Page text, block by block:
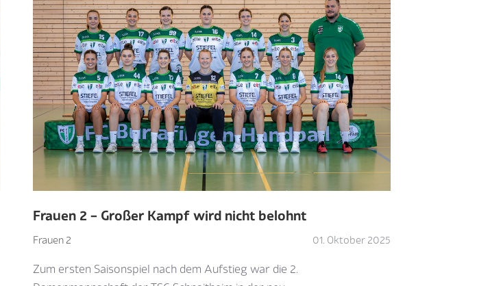
Frauen 2 – Großer Kampf wird nicht belohnt
Frauen 2 01. Oktober 2025
Zum ersten Saisonspiel nach dem Aufstieg war die 2.